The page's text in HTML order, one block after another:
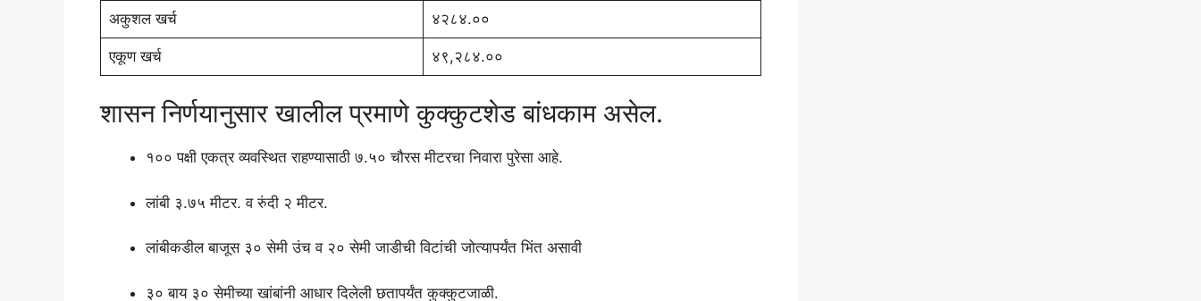
अकुशल खर्च ४२८४.००
एकूण खर्च ४९,२८४.००
शासन निर्णयानुसार खालील प्रमाणे कुक्कुटशेड बांधकाम असेल.
१०० पक्षी एकत्र व्यवस्थित राहण्यासाठी ७.५० चौरस मीटरचा निवारा पुरेसा आहे.
लांबी ३.७५ मीटर. व रुंदी २ मीटर.
लांबीकडील बाजूस ३० सेमी उंच व २० सेमी जाडीची विटांची जोत्यापर्यंत भिंत असावी
३० बाय ३० सेमीच्या खांबांनी आधार दिलेली छतापर्यंत कुक्कुटजाळी.